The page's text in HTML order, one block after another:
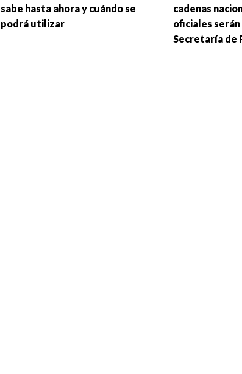
sabe hasta ahora y cuándo se
podrá utilizar
cadenas
oficiales
Secretaría de